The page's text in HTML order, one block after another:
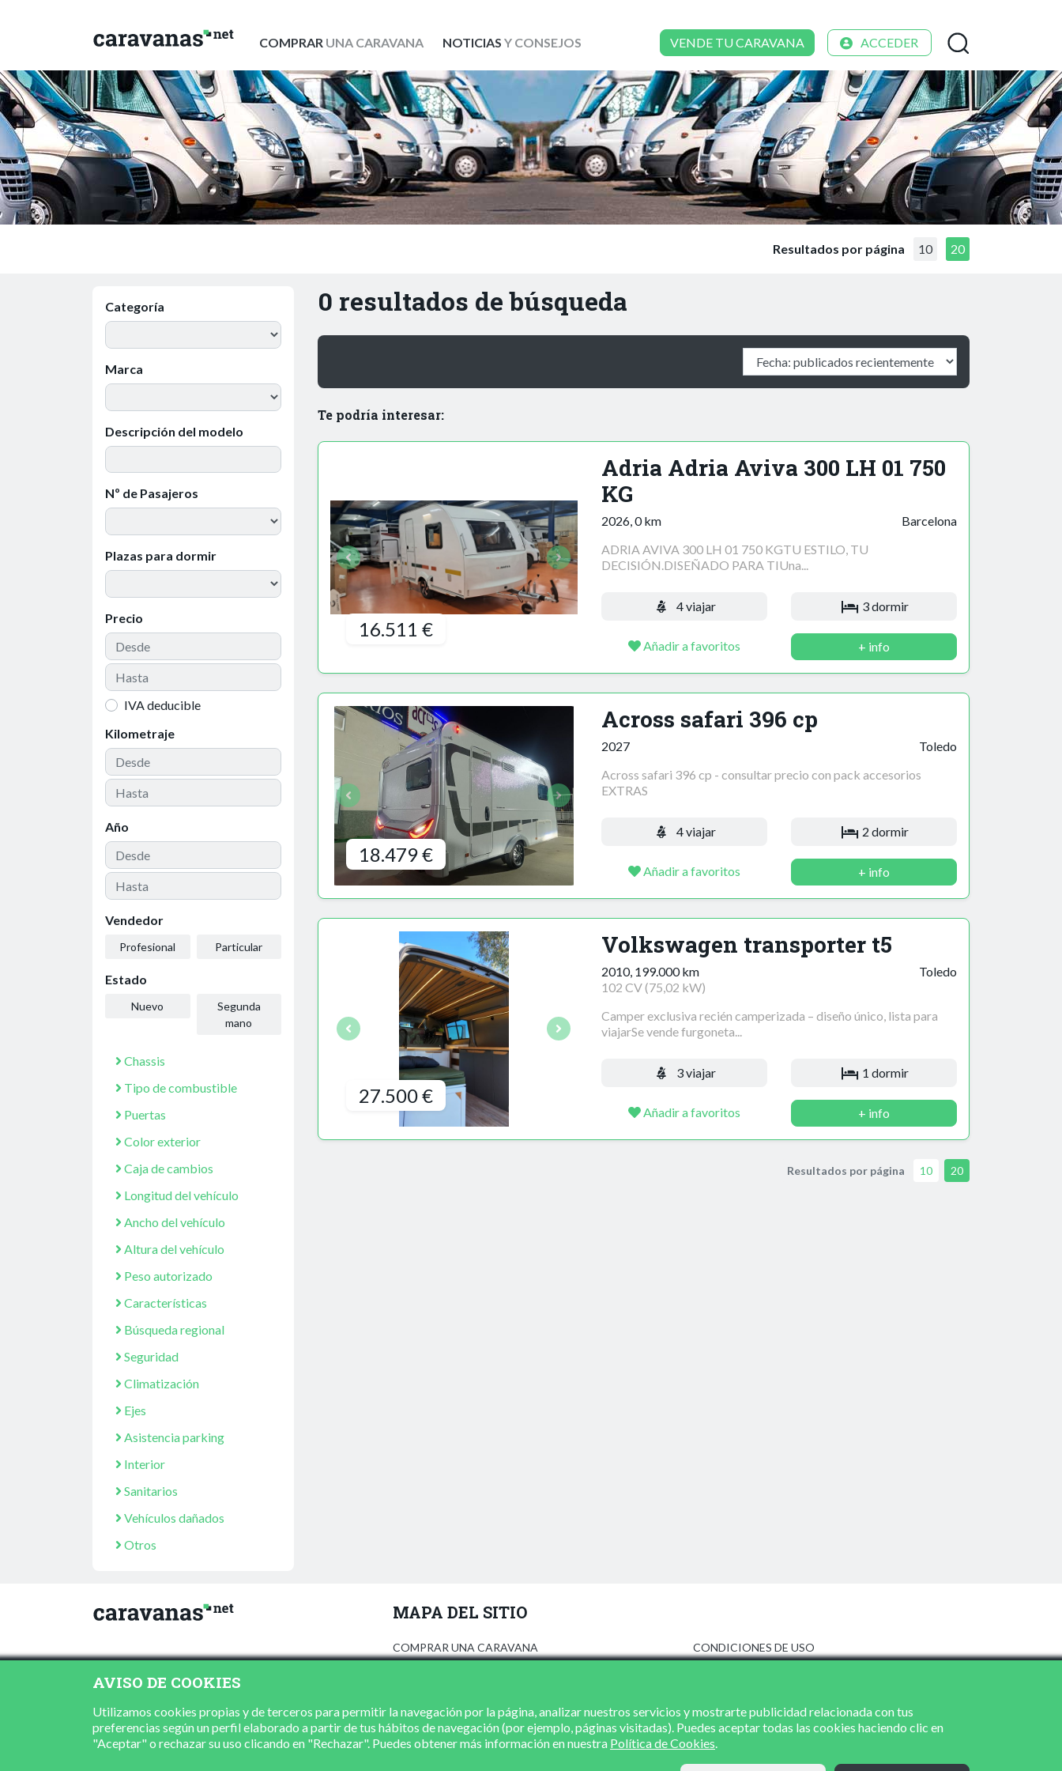
COMPRARUNA CARAVANA NOTICIAS Y CONSEJOS VENDE TU CARAVANA ACCEDER
Resultados por página 10 20
Categoría
Marca
Descripción del modelo
Nº de Pasajeros
Plazas para dormir
Precio
IVA deducible
Kilometraje
Año
Vendedor
Profesional Particular
Estado
Nuevo
Segunda
mano
Chassis
Tipo de combustible
Puertas
Color exterior
Caja de cambios
Longitud del vehículo
Ancho del vehículo
Altura del vehículo
Peso autorizado
Características
Búsqueda regional
Seguridad
Climatización
Ejes
Asistencia parking
Interior
Sanitarios
Vehículos dañados
Otros
0 resultados de búsqueda
Te podría interesar:
16.511 €
Adria Adria Aviva 300 LH 01 750
KG
2026, 0 km
Barcelona
ADRIA AVIVA 300 LH 01 750 KGTU ESTILO, TU
DECISIÓN.DISEÑADO PARA TIUna...
4 viajar 3 dormir
Añadir a favoritos + info
18.479 €
Across safari 396 cp
2027
Toledo
Across safari 396 cp - consultar precio con pack accesorios
EXTRAS
4 viajar 2 dormir
Añadir a favoritos + info
27.500 €
Volkswagen transporter t5
2010, 199.000 km
102 CV (75,02 kW)
Toledo
Camper exclusiva recién camperizada – diseño único, lista para
viajarSe vende furgoneta...
3 viajar 1 dormir
Añadir a favoritos + info
Resultados por página 10 20
MAPA DEL SITIO
COMPRAR UNA CARAVANA
CONCESIONARIOS
CONTACTO
CONDICIONES DE USO
POLÍTICA DE COOKIES
AVISO DE COOKIES
Utilizamos cookies propias y de terceros para permitir la navegación por la página, analizar nuestros servicios y mostrarte publicidad relacionada con tus
preferencias según un perfil elaborado a partir de tus hábitos de navegación (por ejemplo, páginas visitadas). Puedes aceptar todas las cookies haciendo clic en
"Aceptar" o rechazar su uso clicando en "Rechazar". Puedes obtener más información en nuestra Política de Cookies.